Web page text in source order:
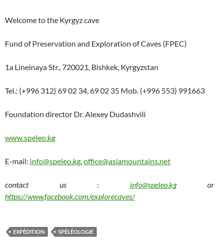
Welcome to the Kyrgyz cave
Fund of Preservation and Exploration of Caves (FPEC)
1a Lineinaya Str., 720021, Bishkek, Kyrgyzstan
Tel.: (+996 312) 69 02 34, 69 02 35 Mob. (+996 553) 991663
Foundation director Dr. Alexey Dudashvili
www.speleo.kg
E-mail: info@speleo.kg,office@asiamountains.net
contact us : info@speleo.kgor
https://www.facebook.com/explorecaves/
EXPÉDITION SPÉLÉOLOGIE